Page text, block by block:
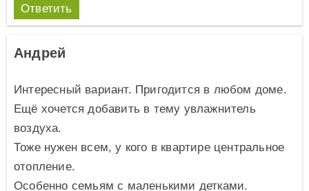
Ответить
Андрей
Интересный вариант. Пригодится в любом доме.
Ещё хочется добавить в тему увлажнитель
воздуха.
Тоже нужен всем, у кого в квартире центральное
отопление.
Особенно семьям с маленькими детками.